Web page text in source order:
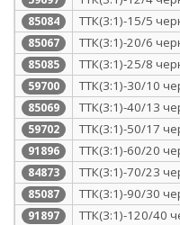
85084 ТТК(3:1)-15/5
85067 ТТК(3:1)-20/6
85085 ТТК(3:1)-25/8
59700 ТТК(3:1)-30/10
85069 ТТК(3:1)-40/13
59702 ТТК(3:1)-50/17
91896 ТТК(3:1)-60/20
84873 ТТК(3:1)-70/23
85087 ТТК(3:1)-90/30
91897 ТТК(3:1)-120/40